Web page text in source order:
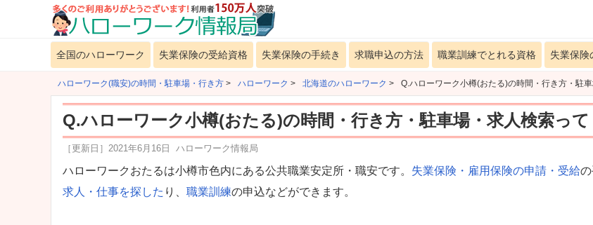
全国のハローワーク 失業保険の受給資格 失業保険の手続き 求職申込の方法 職業訓練でとれる資格 失業保険
ハローワーク(職安)の時間・駐車場・行き方 > ハローワーク > 北海道のハローワーク > Q.ハローワーク小樽(おたる)の時間・行き方・駐
Q.ハローワーク小樽(おたる)の時間・行き方・駐車場・求人検索って
［更新日］ 2021年6月16日 ハローワーク情報局
ハローワークおたるは小樽市色内にある公共職業安定所・職安です。 失業保険・雇用保険の申請・受給の
求人・仕事を探した り、 職業訓練の申込などができます。